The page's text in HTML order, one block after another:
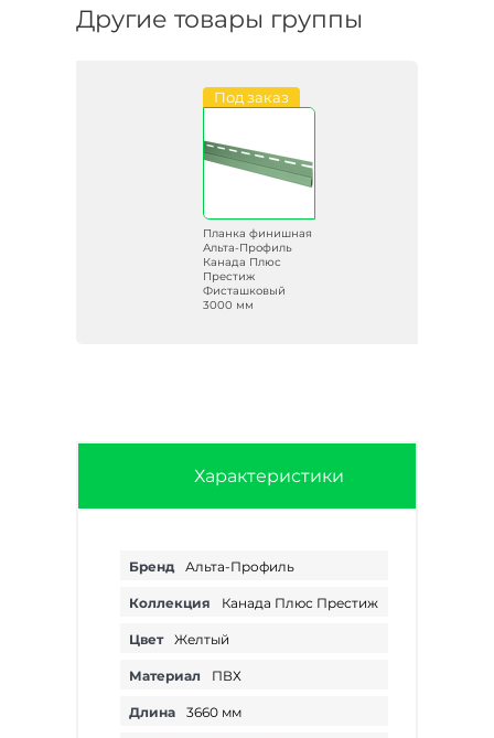
Другие товары группы
Под заказ
Планка финишная
Альта-Профиль
Канада Плюс
Престиж
Фисташковый
3000 мм
Характеристики
Бренд Альта-Профиль
Коллекция Канада Плюс Престиж
Цвет Желтый
Материал ПВХ
Длина 3660 мм